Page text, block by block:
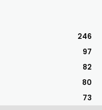
246
97
82
80
73